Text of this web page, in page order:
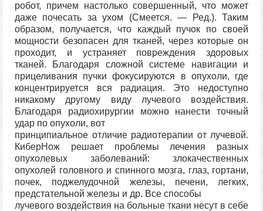
робот, причем настолько совершенный, что может
даже почесать за ухом (Смеется. — Ред.). Таким
образом, получается, что каждый пучок по своей
мощности безопасен для тканей, через которые он
проходит, и устраняет повреждения здоровых
тканей. Благодаря сложной системе навигации и
прицеливания пучки фокусируются в опухоли, где
концентрируется вся радиация. Это недоступно
никакому другому виду лучевого воздействия.
Благодаря радиохирургии можно нанести точный
удар по опухоли, вот
принципиальное отличие радиотерапии от лучевой.
КиберНож решает проблемы лечения разных
опухолевых заболеваний: злокачественных
опухолей головного и спинного мозга, глаз, гортани,
почек, поджелудочной железы, печени, легких,
предстательной железы и др. Все способы
лучевого воздействия на больные ткани несут в себе